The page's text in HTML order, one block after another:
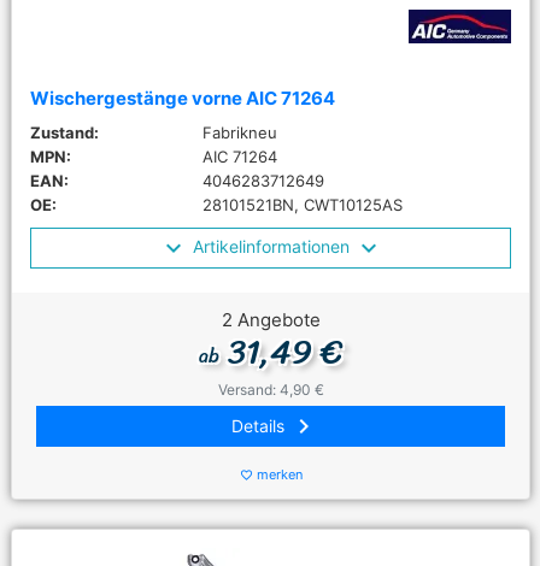
Wischergestänge vorne AIC 71264
Zustand:
Fabrikneu
MPN:
AIC 71264
EAN:
4046283712649
OE:
28101521BN, CWT10125AS
Artikelinformationen
2 Angebote
ab31,49 €
Versand: 4,90 €
Details keyboard_arrow_right
favorite_border merken